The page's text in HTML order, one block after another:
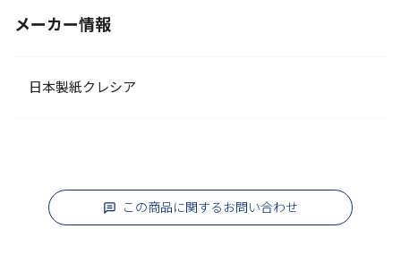
メーカー情報
日本製紙クレシア
この商品に関するお問い合わせ